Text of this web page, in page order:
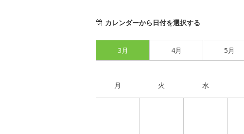
カレンダーから日付を選択する
3月 4月 5月
月 火 水